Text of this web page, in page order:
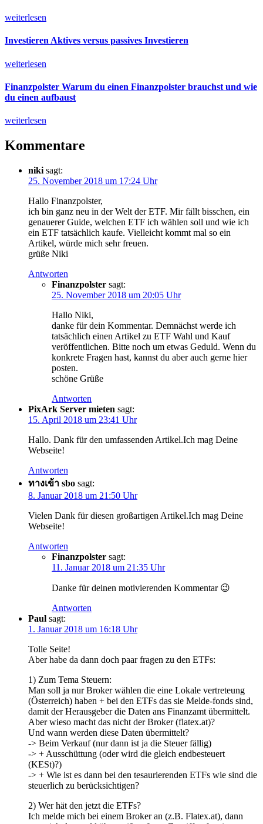
weiterlesen
Investieren Aktives versus passives Investieren
weiterlesen
Finanzpolster Warum du einen Finanzpolster brauchst und wie
du einen aufbaust
weiterlesen
Kommentare
niki sagt:
25. November 2018 um 17:24 Uhr
Hallo Finanzpolster,
ich bin ganz neu in der Welt der ETF. Mir fällt bisschen, ein
genauerer Guide, welchen ETF ich wählen soll und wie ich
ein ETF tatsächlich kaufe. Vielleicht kommt mal so ein
Artikel, würde mich sehr freuen.
grüße Niki
Antworten
Finanzpolster sagt:
25. November 2018 um 20:05 Uhr
Hallo Niki,
danke für dein Kommentar. Demnächst werde ich
tatsächlich einen Artikel zu ETF Wahl und Kauf
veröffentlichen. Bitte noch um etwas Geduld. Wenn du
konkrete Fragen hast, kannst du aber auch gerne hier
posten.
schöne Grüße
Antworten
PixArk Server mieten sagt:
15. April 2018 um 23:41 Uhr
Hallo. Dank für den umfassenden Artikel.Ich mag Deine
Webseite!
Antworten
ทางเข้า sbo sagt:
8. Januar 2018 um 21:50 Uhr
Vielen Dank für diesen großartigen Artikel.Ich mag Deine
Webseite!
Antworten
Finanzpolster sagt:
11. Januar 2018 um 21:35 Uhr
Danke für deinen motivierenden Kommentar 😉
Antworten
Paul sagt:
1. Januar 2018 um 16:18 Uhr
Tolle Seite!
Aber habe da dann doch paar fragen zu den ETFs:
1) Zum Tema Steuern:
Man soll ja nur Broker wählen die eine Lokale vertreteung
(Österreich) haben + bei den ETFs das sie Melde-fonds sind,
damit der Herausgeber die Daten ans Finanzamt übermittelt.
Aber wieso macht das nicht der Broker (flatex.at)?
Und wann werden diese Daten übermittelt?
-> Beim Verkauf (nur dann ist ja die Steuer fällig)
-> + Ausschüttung (oder wird die gleich endbesteuert
(KESt)?)
-> + Wie ist es dann bei den tesaurierenden ETFs wie sind die
steuerlich zu berücksichtigen?
2) Wer hät den jetzt die ETFs?
Ich melde mich bei einem Broker an (z.B. Flatex.at), dann